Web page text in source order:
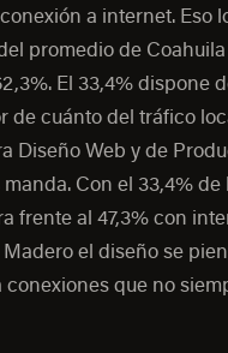
a internet. Eso
promedio de
El 33,4% dispone
de cuánto del tráfico
Diseño Web y de
Con el 33,4%
frente al 47,3% con
el diseño se
conexiones que no